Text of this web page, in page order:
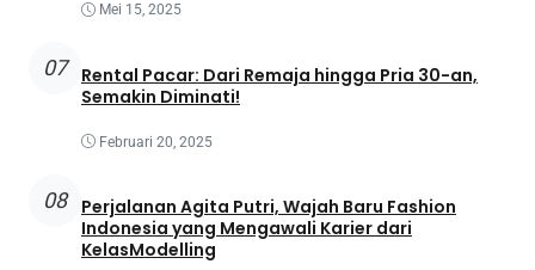
Mei 15, 2025
07
Rental Pacar: Dari Remaja hingga Pria 30-an,
Semakin Diminati!
Februari 20, 2025
08
Perjalanan Agita Putri, Wajah Baru Fashion
Indonesia yang Mengawali Karier dari
KelasModelling